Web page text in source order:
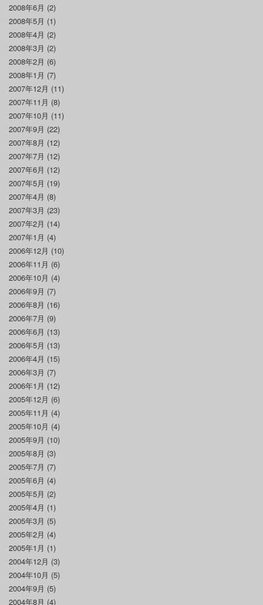
2008年6月 (2)
2008年5月 (1)
2008年4月 (2)
2008年3月 (2)
2008年2月 (6)
2008年1月 (7)
2007年12月 (11)
2007年11月 (8)
2007年10月 (11)
2007年9月 (22)
2007年8月 (12)
2007年7月 (12)
2007年6月 (12)
2007年5月 (19)
2007年4月 (8)
2007年3月 (23)
2007年2月 (14)
2007年1月 (4)
2006年12月 (10)
2006年11月 (6)
2006年10月 (4)
2006年9月 (7)
2006年8月 (16)
2006年7月 (9)
2006年6月 (13)
2006年5月 (13)
2006年4月 (15)
2006年3月 (7)
2006年1月 (12)
2005年12月 (6)
2005年11月 (4)
2005年10月 (4)
2005年9月 (10)
2005年8月 (3)
2005年7月 (7)
2005年6月 (4)
2005年5月 (2)
2005年4月 (1)
2005年3月 (5)
2005年2月 (4)
2005年1月 (1)
2004年12月 (3)
2004年10月 (5)
2004年9月 (5)
2004年8月 (4)